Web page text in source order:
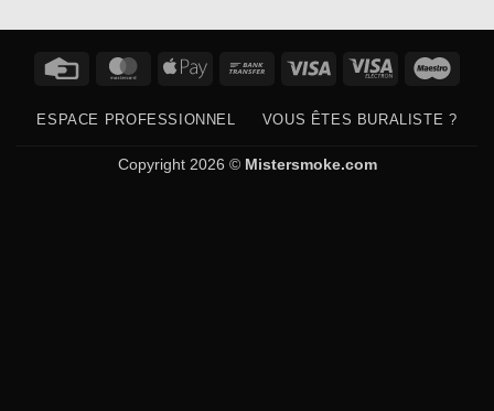
Credit
MasterCardApple
Bank
Visa
Visa
ESPACE PROFESSIONNEL VOUS ÊTES BURALISTE ?
Copyright 2026 © Mistersmoke.com